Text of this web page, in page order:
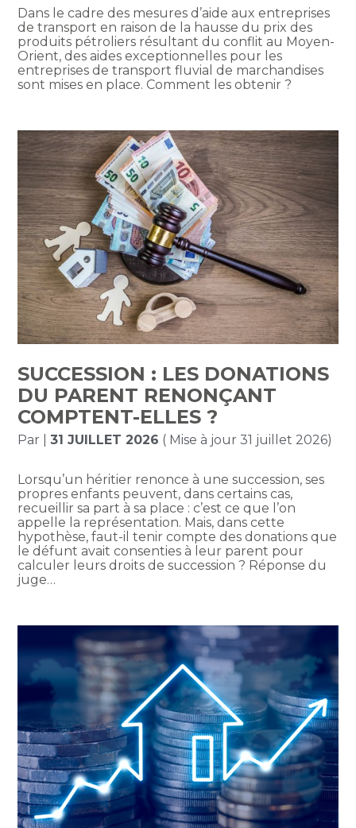
Dans le cadre des mesures d’aide aux entreprises
de transport en raison de la hausse du prix des
produits pétroliers résultant du conflit au Moyen-
Orient, des aides exceptionnelles pour les
entreprises de transport fluvial de marchandises
sont mises en place. Comment les obtenir ?
SUCCESSION : LES DONATIONS
DU PARENT RENONÇANT
COMPTENT-ELLES ?
Par |31 JUILLET 2026 ( Mise à jour 31 juillet 2026)
Lorsqu’un héritier renonce à une succession, ses
propres enfants peuvent, dans certains cas,
recueillir sa part à sa place : c’est ce que l’on
appelle la représentation. Mais, dans cette
hypothèse, faut-il tenir compte des donations que
le défunt avait consenties à leur parent pour
calculer leurs droits de succession ? Réponse du
juge…